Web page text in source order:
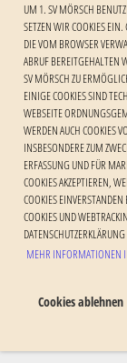
UM 1. SV MÖRSCH
SETZEN WIR COOKIES
DIE VOM BROWSER
ABRUF BEREITGEHALTEN
SV MÖRSCH ZU
EINIGE COOKIES SIND
WEBSEITE
ERDEN AUCH COOKIES
NSBESONDERE ZUM
RFASSUNG UND FÜR
OOKIES AKZEPTIEREN,
OOKIES EINVERSTANDEN
OOKIES UND
TENSCHUTZERKLÄRUNG
MEHR INFORMATIONEN
Cookies ablehnen